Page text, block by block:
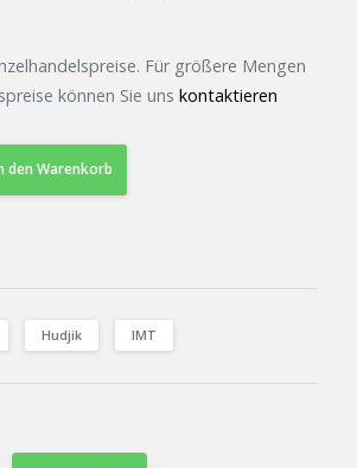
Für größere Mengen
können Sie uns kontaktieren
den Warenkorb
Hudjik IMT